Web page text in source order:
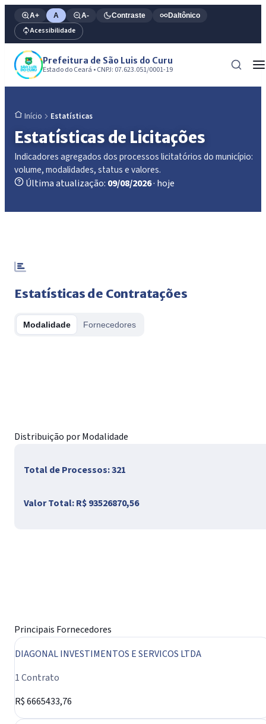
A+ A A- Contraste Daltônico
Acessibilidade
Prefeitura de São Luis do Curu
Estado do Ceará • CNPJ: 07.623.051/0001-19
Início Estatísticas
Estatísticas de Licitações
Indicadores agregados dos processos licitatórios do município:
volume, modalidades, status e valores.
Última atualização: 09/08/2026· hoje
Estatísticas de Contratações
Modalidade Fornecedores
Distribuição por Modalidade
Total de Processos:321
Valor Total:R$ 93526870,56
Principais Fornecedores
DIAGONAL INVESTIMENTOS E SERVICOS LTDA
1 Contrato
R$ 6665433,76